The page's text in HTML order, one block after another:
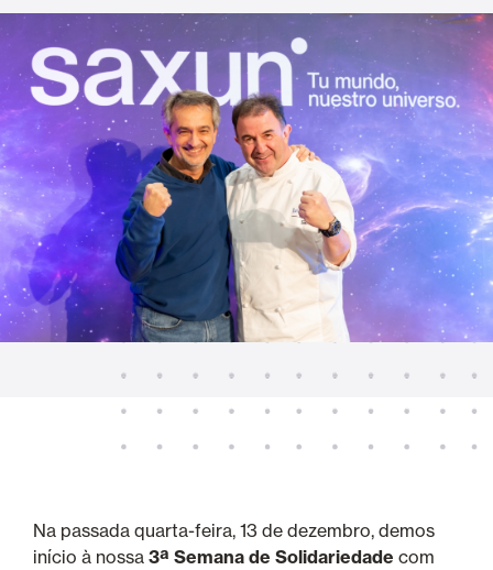
Na passada quarta-feira, 13 de dezembro, demos
início à nossa 3ª Semana de Solidariedade com